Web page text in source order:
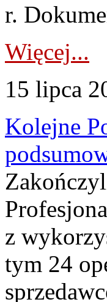
r.
Więcej...
15 lipca
Kolejne
z
tym 24